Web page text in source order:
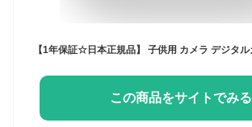
この商品をサイトでみる